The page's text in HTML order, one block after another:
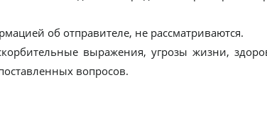
об отправителе, не рассматриваются.
выражения, угрозы жизни,
вопросов.